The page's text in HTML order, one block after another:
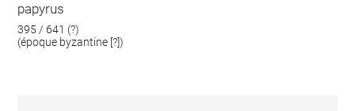
papyrus
395 / 641 (?)
(époque byzantine [?])